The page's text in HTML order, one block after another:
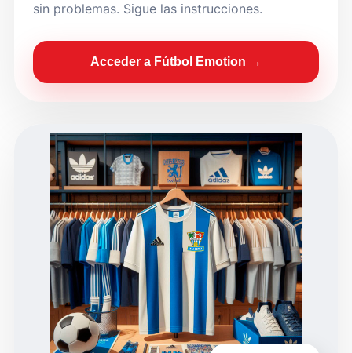
sin problemas. Sigue las instrucciones.
Acceder a Fútbol Emotion →